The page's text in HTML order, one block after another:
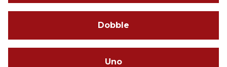
Dobble
Uno